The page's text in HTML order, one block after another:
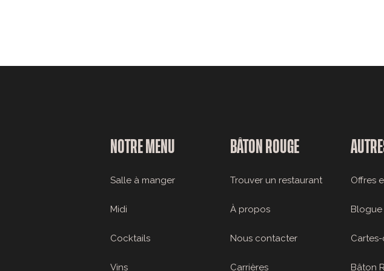
NOTRE MENU
Salle à manger
Midi
Cocktails
Vins
BÂTON ROUGE
Trouver un restaurant
À propos
Nous contacter
Carrières
Offres
Blogue
Bâton